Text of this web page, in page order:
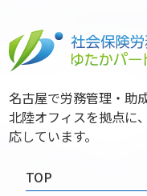
名古屋で労務管理・助
北陸オフィスを拠点に
応しています。
TOP